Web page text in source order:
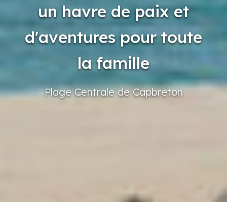
un havre de paix et
d'aventures pour toute
la famille
Plage Centrale de Capbreton